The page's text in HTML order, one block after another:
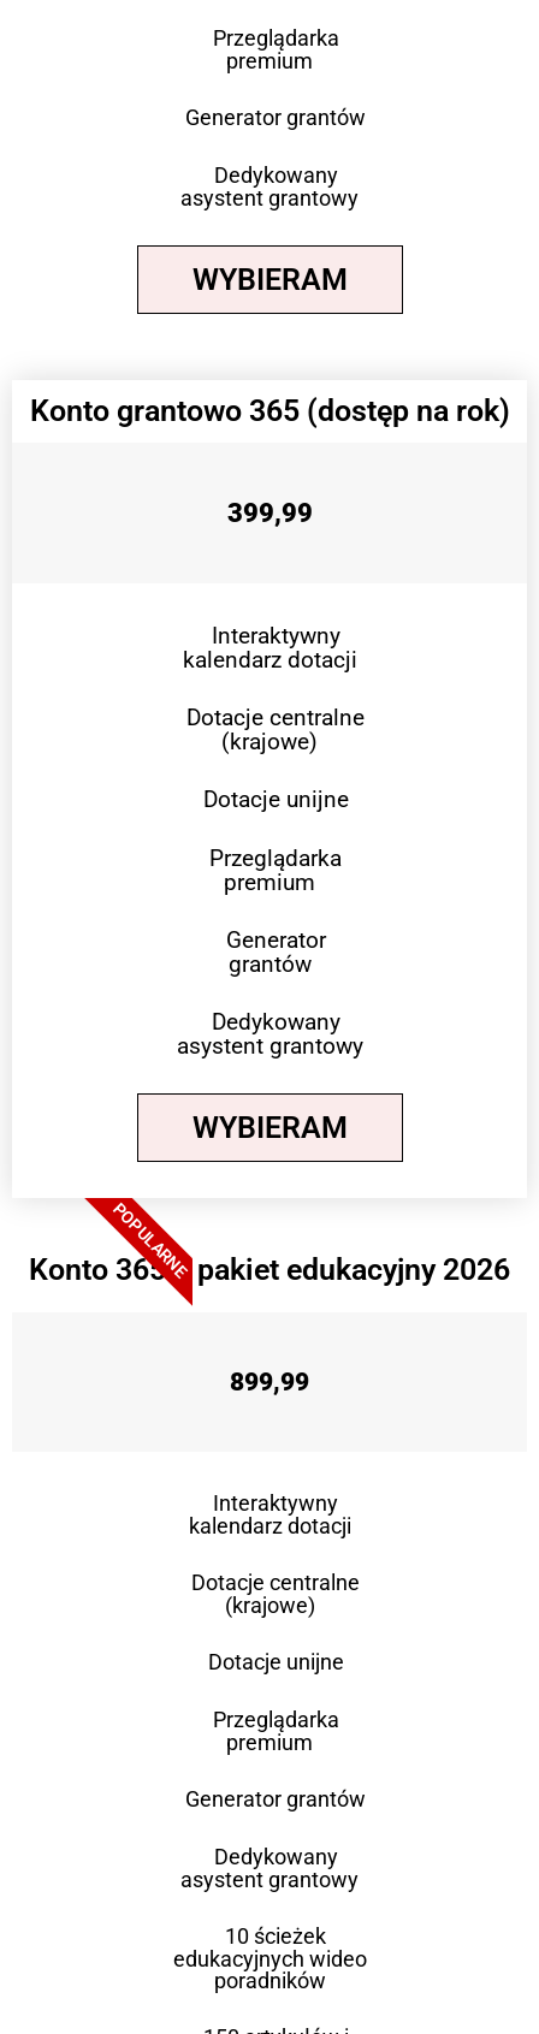
Przeglądarka
premium
Generator grantów
Dedykowany
asystent grantowy
WYBIERAM
Konto grantowo 365 (dostęp na rok)
399,99
Interaktywny
kalendarz dotacji
Dotacje centralne
(krajowe)
Dotacje unijne
Przeglądarka
premium
Generator
grantów
Dedykowany
asystent grantowy
WYBIERAM
POPULARNE
Konto 365 + pakiet edukacyjny 2026
899,99
Interaktywny
kalendarz dotacji
Dotacje centralne
(krajowe)
Dotacje unijne
Przeglądarka
premium
Generator grantów
Dedykowany
asystent grantowy
10 ścieżek
edukacyjnych wideo
poradników